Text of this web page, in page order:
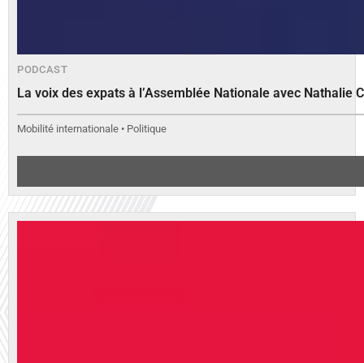
PODCAST
La voix des expats à l’Assemblée Nationale avec Nathalie
Mobilité internationale • Politique